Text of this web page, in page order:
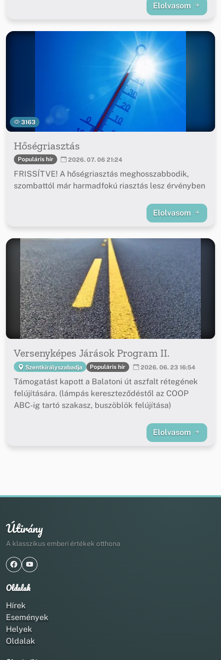
Elolvasom
3163
Hőségriasztás
Populáris hír 2026. 07. 06 21:24
FRISSÍTVE! A hőségriasztás meghosszabbodik,
szombattól már harmadfokú riasztás lesz érvényben
Elolvasom
Versenyképes Járások Program II.
Szentkirályszabadja Populáris hír 2026. 06. 23 16:54
Támogatást kapott a Balatoni út aszfalt rétegének
felújítására. (lámpás kereszteződéstől az COOP
ABC-ig tartó szakasz, buszöblök felújítása)
Elolvasom
Útirány
A klasszikus emberi értékek otthona
Oldalak
Hírek
Események
Helyek
Oldalak